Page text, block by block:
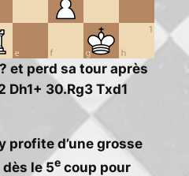
et perd sa tour après
Dh1+ 30.Rg3 Txd1
profite d’une grosse
le 5ecoup pour